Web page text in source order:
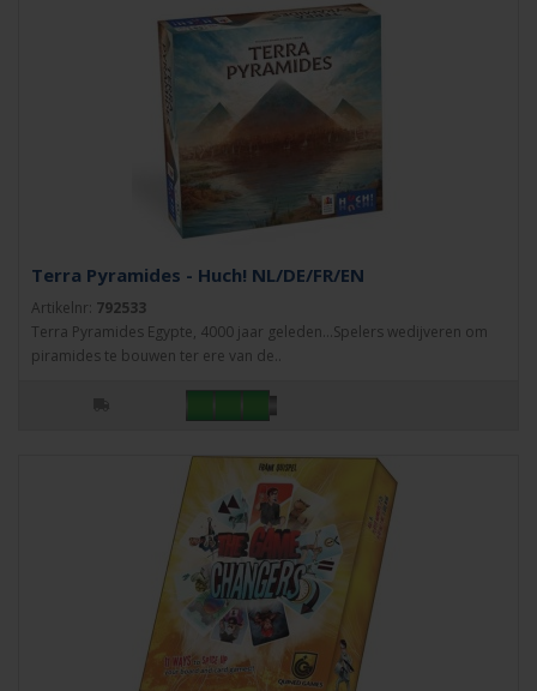
Terra Pyramides - Huch! NL/DE/FR/EN
Artikelnr: 792533
Terra Pyramides Egypte, 4000 jaar geleden...Spelers wedijveren om
piramides te bouwen ter ere van de..